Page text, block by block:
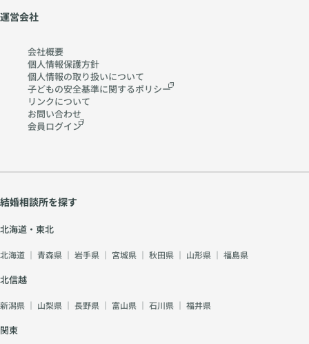
運営会社
会社概要
個人情報保護方針
個人情報の取り扱いについて
子どもの安全基準に関するポリシー
リンクについて
お問い合わせ
会員ログイン
結婚相談所を探す
北海道・東北
北海道 ｜ 青森県 ｜ 岩手県 ｜ 宮城県 ｜ 秋田県 ｜ 山形県 ｜ 福島県
北信越
新潟県 ｜ 山梨県 ｜ 長野県 ｜ 富山県 ｜ 石川県 ｜ 福井県
関東